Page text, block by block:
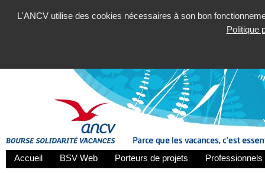
L'ANCV utilise des cookies nécessaires à son bon
Politique
Accueil BSV Web Porteurs de projets